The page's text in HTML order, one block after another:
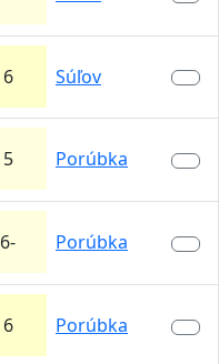
6 Súľov
5 Porúbka
6- Porúbka
6 Porúbka